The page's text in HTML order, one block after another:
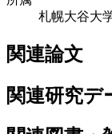
札幌大谷大
関連論文
関連研究デ